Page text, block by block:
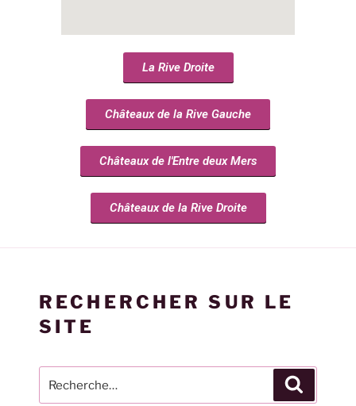
La Rive Droite
Châteaux de la Rive Gauche
Châteaux de l'Entre deux Mers
Châteaux de la Rive Droite
RECHERCHER SUR LE
SITE